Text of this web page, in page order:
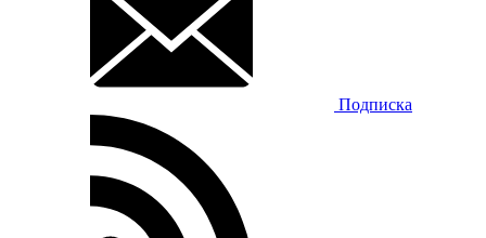
Подписка